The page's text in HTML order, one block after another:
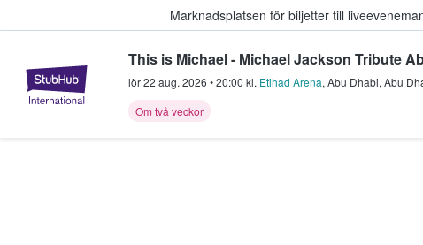
Marknadsplatsen för biljetter till
StubHub – där fans köper och säljer
This is Michael - Michael Jackson Tribute
lör 22 aug. 2026 •20:00 kl. Etihad Arena, Abu Dhabi, Abu
Om två veckor